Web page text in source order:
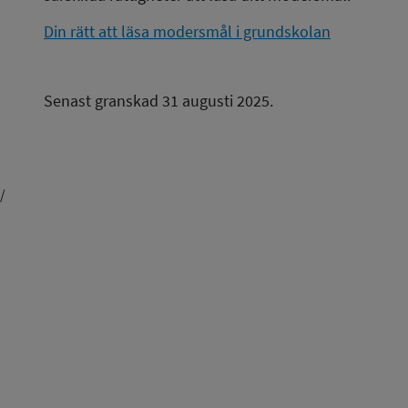
Din rätt att läsa modersmål i grundskolan
Senast granskad 31 augusti 2025.
/